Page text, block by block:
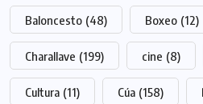
Baloncesto (48) Boxeo (12)
Charallave (199) cine (8)
Cultura (11) Cúa (158)